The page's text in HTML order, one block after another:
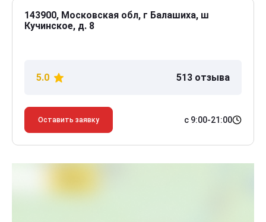
143900, Московская обл, г Балашиха, ш
Кучинское, д. 8
5.0 513 отзыва
Оставить заявку с 9:00-21:00